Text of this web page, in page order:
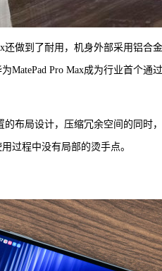
还做到了耐用，机身外部采用铝合
MatePad Pro Max成为行业首个
的布局设计，压缩冗余空间的同
过程中没有局部的烫手点。